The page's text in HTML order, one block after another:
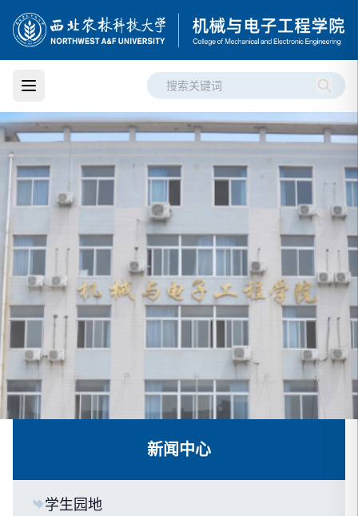
新闻中心
学生园地